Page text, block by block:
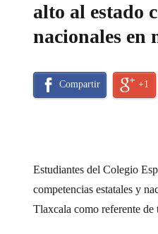
alto al estado
nacionales en
Compartir +1
Estudiantes del Colegio
competencias estatales y
Tlaxcala como referente de